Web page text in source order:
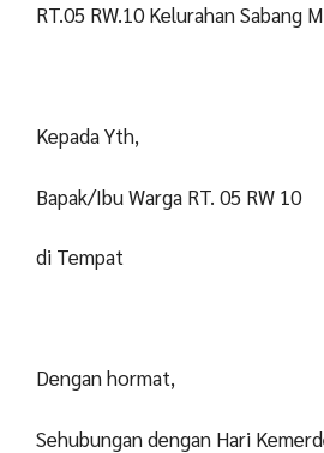
RT.05 RW.10 Kelurahan Sabang
Kepada Yth,
Bapak/Ibu Warga RT. 05 RW 10
di Tempat
Dengan hormat,
Sehubungan dengan Hari